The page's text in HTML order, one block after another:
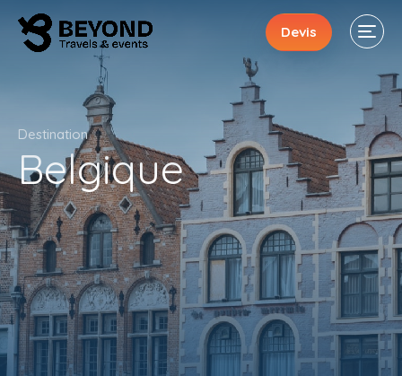
Devis
Séjours
Évènements
Activités
« En ligne »
À propos
Destination
Belgique